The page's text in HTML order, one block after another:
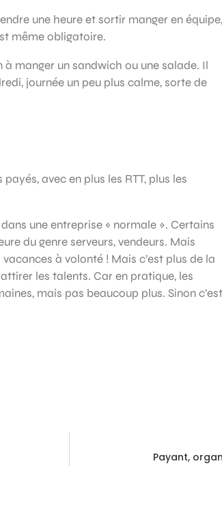
une heure et sortir manger en équipe,
même obligatoire.
à manger un sandwich ou une salade. Il
journée un peu plus calme, sorte de
avec en plus les RTT, plus les
une entreprise « normale ». Certains
du genre serveurs, vendeurs. Mais
à volonté ! Mais c’est plus de la
les talents. Car en pratique, les
mais pas beaucoup plus. Sinon c’est
Payant,